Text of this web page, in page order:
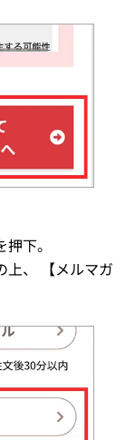
下。
上、 【メルマガ